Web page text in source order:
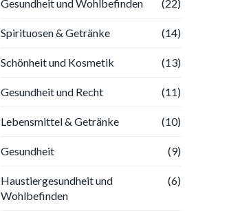
Gesundheit und Wohlbefinden (22)
Spirituosen & Getränke (14)
Schönheit und Kosmetik (13)
Gesundheit und Recht (11)
Lebensmittel & Getränke (10)
Gesundheit (9)
Haustiergesundheit und
Wohlbefinden
(6)